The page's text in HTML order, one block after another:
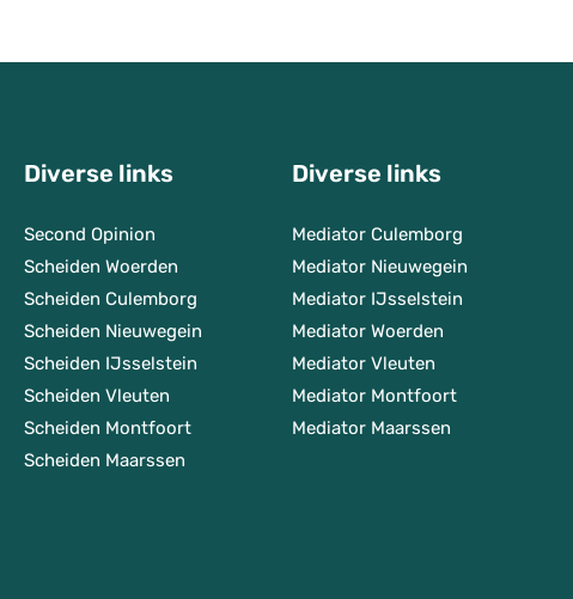
Diverse links
Second Opinion
Scheiden Woerden
Scheiden Culemborg
Scheiden Nieuwegein
Scheiden IJsselstein
Scheiden Vleuten
Scheiden Montfoort
Scheiden Maarssen
Diverse links
Mediator Culemborg
Mediator Nieuwegein
Mediator IJsselstein
Mediator Woerden
Mediator Vleuten
Mediator Montfoort
Mediator Maarssen